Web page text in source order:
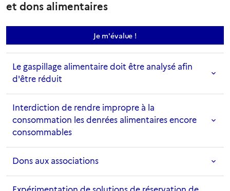
et dons alimentaires
Je m'évalue sur la mesure Lutte contre
!
Le gaspillage alimentaire doit être analysé afin
d'être réduit
Interdiction de rendre impropre à la
consommation les denrées alimentaires encore
consommables
Dons aux associations